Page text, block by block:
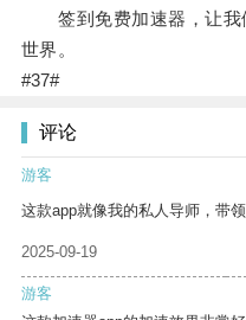
签到免费加速器，让我
世界。
#37#
评论
游客
这款app就像我的私人导师，带
2025-09-19
游客